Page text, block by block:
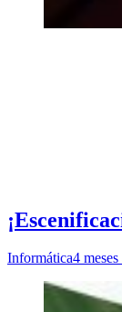
Informática4 meses